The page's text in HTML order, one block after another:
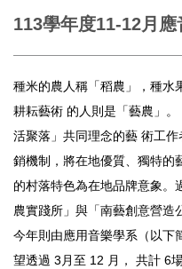
113學年度11-12月
種米的農人稱「稻農」，種水
耕耘藝術 的人則是「藝農」
活聚落」共同理念的藝 術工
銷機制，將在地優質、獨特的
的村落特色為在地品牌意象。
農實踐所」與「南藝創意營造
今年則由應用音樂學系（以下
望透過 3月至 12 月， 共計 6